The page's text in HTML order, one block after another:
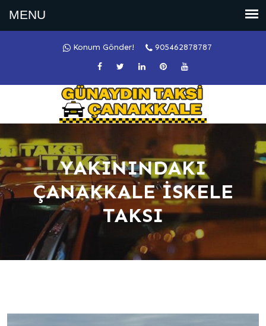
Konum Gönder! 905462878787
YAKININDAKI
ÇANAKKALE İSKELE
TAKSI